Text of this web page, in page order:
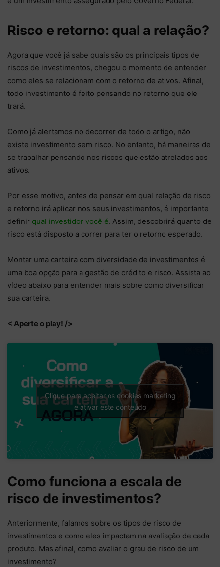
Risco e retorno: qual a relação?
Agora que você já sabe quais são os principais tipos de
riscos de investimentos, chegou o momento de entender
como eles se relacionam com o retorno de ativos. Afinal,
todo investimento é feito pensando no retorno que ele
trará.
Como já alertamos no decorrer de todo o artigo, não
existe investimento sem risco. No entanto, há maneiras de
se trabalhar pensando nos riscos que estão atrelados aos
ativos.
Por esse motivo, antes de pensar em qual relação de risco
e retorno irá aplicar nos seus investimentos, é importante
definir qual investidor você é. Assim, descobrirá quanto de
risco está disposto a correr para ter o retorno esperado.
Montar uma carteira com diversidade de investimentos é
uma boa opção para a gestão de crédito e risco. Assista ao
vídeo abaixo para entender mais sobre como diversificar
sua carteira.
< Aperte o play! />
Clique para aceitar os cookies marketing
e ativar este conteúdo
Como funciona a escala de
risco de investimentos?
Anteriormente, falamos sobre os tipos de risco de
investimentos e como eles impactam na avaliação de cada
produto. Mas afinal, como avaliar o grau de risco de um
investimento?